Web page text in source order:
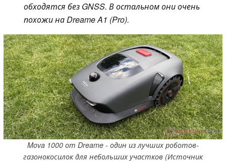
обходятся без GNSS. В остальном они очень
похожи на Dreame A1 (Pro).
Mova 1000 от Dreame - один из лучших роботов-
газонокосилок для небольших участков (Источник